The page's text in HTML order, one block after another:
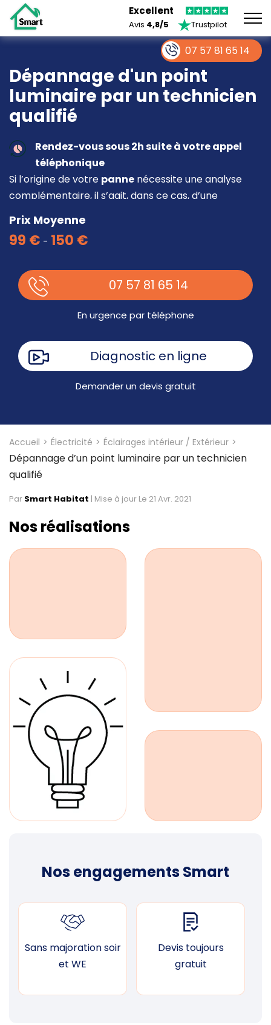
Excellent
Avis 4,8/5 Trustpilot
Dépannage d'un point
luminaire par un technicien
qualifié
Rendez-vous sous 2h suite à votre appel
téléphonique
Si l’origine de votre panne nécessite une analyse
complémentaire, il s’agit, dans ce cas, d’une
intervention à part entière demandant un devis sur
place.
Prix Moyenne
99 € - 150 €
07 57 81 65 14
En urgence par téléphone
Diagnostic en ligne
Demander un devis gratuit
Accueil Électricité Éclairages intérieur / Extérieur
Dépannage d’un point luminaire par un technicien
qualifié
Par Smart Habitat | Mise à jour Le 21 Avr. 2021
Nos réalisations
Nos engagements Smart
Sans majoration soir
et WE
Devis toujours
gratuit
07 57 81 65 14